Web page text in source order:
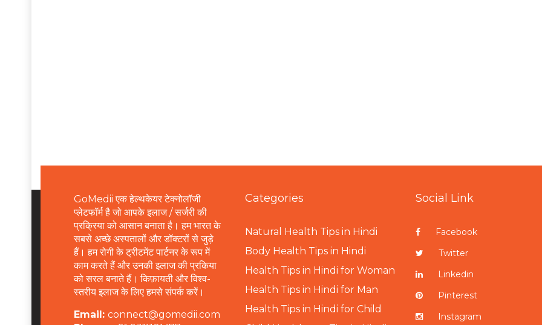
GoMedii एक हेल्थकेयर टेक्नोलॉजी
प्लेटफॉर्म है जो आपके इलाज / सर्जरी की
प्रक्रिया को आसान बनाता है। हम भारत के
सबसे अच्छे अस्पतालों और डॉक्टरों से जुड़े
हैं। हम रोगी के ट्रीटमेंट पार्टनर के रूप में
काम करते हैं और उनकी इलाज की प्रकिया
को सरल बनाते हैं। किफ़ायती और विश्व-
स्तरीय इलाज के लिए हमसे संपर्क करें।
Email: connect@gomedii.com
Categories
Natural Health Tips in Hindi
Body Health Tips in Hindi
Health Tips in Hindi for Woman
Health Tips in Hindi for Man
Health Tips in Hindi for Child
Social Link
Facebook
Twitter
Linkedin
Pinterest
Instagram